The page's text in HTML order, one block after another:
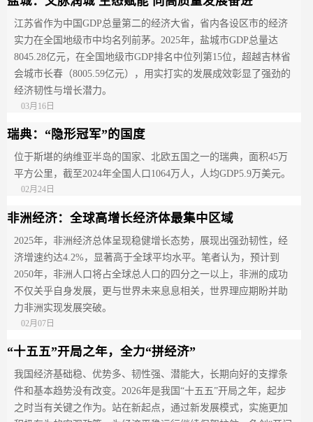
江苏省作为中国GDP总量第二的经济大省，省内各设区市的经济
实力在全国地级市中均名列前茅。2025年，盐城市GDP总量达
8045.28亿元，在全国地级市GDP排名中位列第15位，超越吉林省
会城市长春（8005.59亿元），用实打实的发展成效彰显了强劲的
经济韧性与增长潜力。
03月16日
瑞典：“隐形冠军”的国度
位于斯堪的纳维亚半岛的国家、北欧五国之一的瑞典，面积45万
平方公里，截至2024年全国人口1064万人，人均GDP5.9万美元。
02月24日
非洲经济：全球高增长经济体最集中区域
2025年，非洲经济总体呈现稳健增长态势，展现出强劲韧性，经
济增速约达4.2%，显著高于全球平均水平。笔者认为，预计到
2050年，非洲人口将占全球总人口的四分之一以上，非洲的成功
不仅关乎自身发展，更与世界未来息息相关，世界理应期盼并助
力非洲实现发展突破。
02月07日
“十五五”开局之年，全力“拼经济”
我国经济基础稳、优势多、韧性强、潜能大，长期向好的支撑条
件和基本趋势没有改变。2026年是我国“十五五”开局之年，起步
之时当有关键之作为。站在新起点，通过新发展模式，实施更加